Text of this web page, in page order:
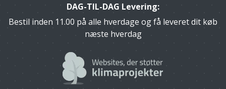
DAG-TIL-DAG Levering:
Bestil inden 11.00 på alle hverdage og få leveret dit køb
næste hverdag